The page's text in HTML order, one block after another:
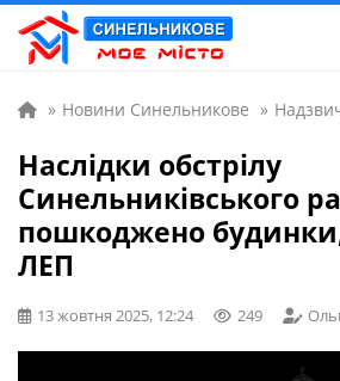
» Новини Синельникове »
Наслідки обстрілу
Синельниківського
пошкоджено будинки,
ЛЕП
13 жовтня 2025, 12:24 249